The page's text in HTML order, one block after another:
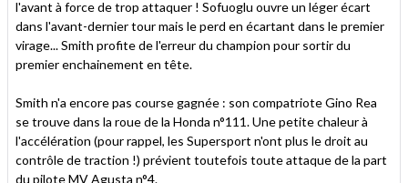
l'avant à force de trop attaquer ! Sofuoglu ouvre un léger écart
dans l'avant-dernier tour mais le perd en écartant dans le premier
virage... Smith profite de l'erreur du champion pour sortir du
premier enchainement en tête.
Smith n'a encore pas course gagnée : son compatriote Gino Rea
se trouve dans la roue de la Honda n°111. Une petite chaleur à
l'accélération (pour rappel, les Supersport n'ont plus le droit au
contrôle de traction !) prévient toutefois toute attaque de la part
du pilote MV Agusta n°4.